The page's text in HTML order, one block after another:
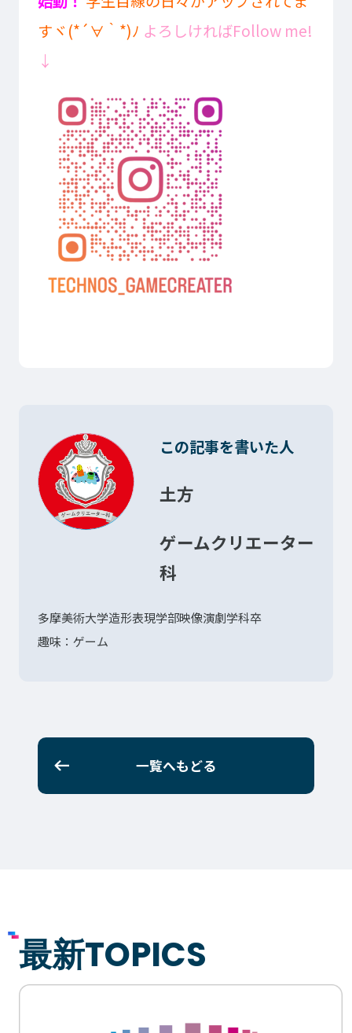
すヾ(*´∀｀*)ﾉ よろしければFollow me!
↓
この記事を書いた人
土方
ゲームクリエーター
科
多摩美術大学造形表現学部映像演劇学科卒
趣味：ゲーム
一覧へもどる
最新TOPICS